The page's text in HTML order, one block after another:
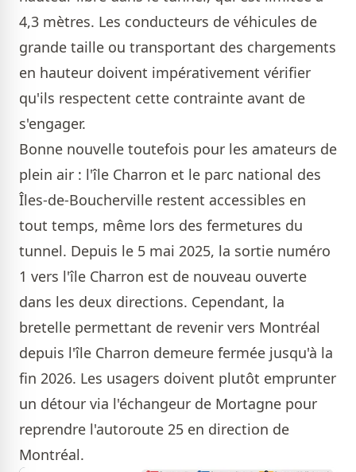
4,3 mètres. Les conducteurs de véhicules de
grande taille ou transportant des chargements
en hauteur doivent impérativement vérifier
qu'ils respectent cette contrainte avant de
s'engager.
Bonne nouvelle toutefois pour les amateurs de
plein air : l'île Charron et le parc national des
Îles-de-Boucherville restent accessibles en
tout temps, même lors des fermetures du
tunnel. Depuis le 5 mai 2025, la sortie numéro
1 vers l'île Charron est de nouveau ouverte
dans les deux directions. Cependant, la
bretelle permettant de revenir vers Montréal
depuis l'île Charron demeure fermée jusqu'à la
fin 2026. Les usagers doivent plutôt emprunter
un détour via l'échangeur de Mortagne pour
reprendre l'autoroute 25 en direction de
Montréal.